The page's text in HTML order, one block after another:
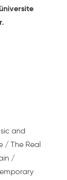
and
/ The Real
/